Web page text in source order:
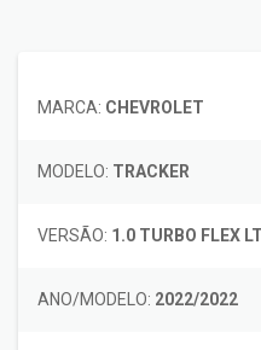
MARCA: CHEVROLET
MODELO: TRACKER
VERSÃO: 1.0 TURBO FLEX
ANO/MODELO: 2022/2022